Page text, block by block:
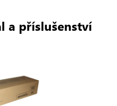
a příslušenství